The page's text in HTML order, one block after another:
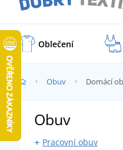
Oblečení
Obuv Domácí
Obuv
Pracovní obuv